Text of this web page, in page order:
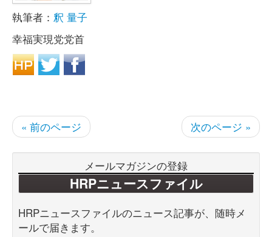
執筆者： 釈 量子
幸福実現党党首
« 前のページ 次のページ »
メールマガジンの登録
HRPニュースファイル
HRPニュースファイルのニュース記事が、随時メ
ールで届きます。